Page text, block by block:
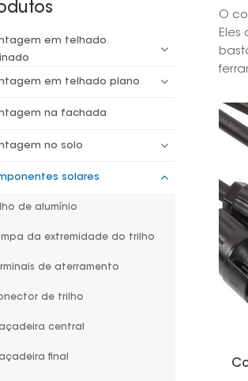
em telhado
em telhado plano
na fachada
no solo
solares
de alumínio
da extremidade do trilho
de aterramento
de trilho
central
final
O